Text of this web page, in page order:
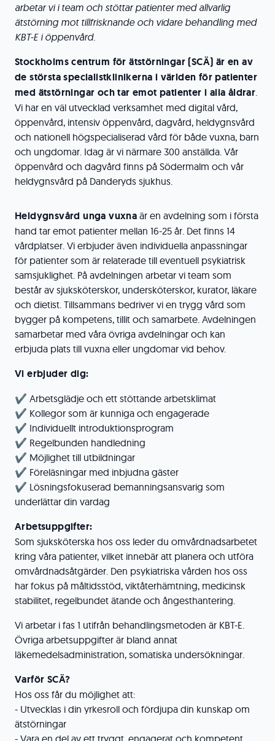
arbetar vi i team och stöttar patienter med allvarlig
ätstörning mot tillfrisknande och vidare behandling med
KBT-E i öppenvård.
Stockholms centrum för ätstörningar (SCÄ) är en av
de största specialistklinikerna i världen förpatienter
med ätstörningar och tar emot patienter i alla åldrar.
Vi har en väl utvecklad verksamhet med digital vård,
öppenvård, intensiv öppenvård, dagvård, heldygnsvård
och nationell högspecialiserad vård för både vuxna, barn
och ungdomar. Idag är vi närmare 300 anställda. Vår
öppenvård och dagvård finns på Södermalm och vår
heldygnsvård på Danderyds sjukhus.
Heldygnsvård unga vuxna är en avdelning som i första
hand tar emot patienter mellan 16-25 år. Det finns 14
vårdplatser. Vi erbjuder även individuella anpassningar
för patienter som är relaterade till eventuell psykiatrisk
samsjuklighet. På avdelningen arbetar vi team som
består av sjuksköterskor, undersköterskor, kurator, läkare
och dietist. Tillsammans bedriver vi en trygg vård som
bygger på kompetens, tillit och samarbete. Avdelningen
samarbetar med våra övriga avdelningar och kan
erbjuda plats till vuxna eller ungdomar vid behov.
Vi erbjuder dig:
✔️ Arbetsglädje och ett stöttande arbetsklimat
✔️ Kollegor som är kunniga och engagerade
✔️ Individuellt introduktionsprogram
✔️ Regelbunden handledning
✔️ Möjlighet till utbildningar
✔️ Föreläsningar med inbjudna gäster
✔️ Lösningsfokuserad bemanningsansvarig som
underlättar din vardag
Arbetsuppgifter:
Som sjuksköterska hos oss leder du omvårdnadsarbetet
kring våra patienter, vilket innebär att planera och utföra
omvårdnadsåtgärder. Den psykiatriska vården hos oss
har fokus på måltidsstöd, viktåterhämtning, medicinsk
stabilitet, regelbundet ätande och ångesthantering.
Vi arbetar i fas 1 utifrån behandlingsmetoden är KBT-E.
Övriga arbetsuppgifter är bland annat
läkemedelsadministration, somatiska undersökningar.
Varför SCÄ?
Hos oss får du möjlighet att:
- Utvecklas i din yrkesroll och fördjupa din kunskap om
ätstörningar
- Vara en del av ett tryggt, engagerat och kompetent